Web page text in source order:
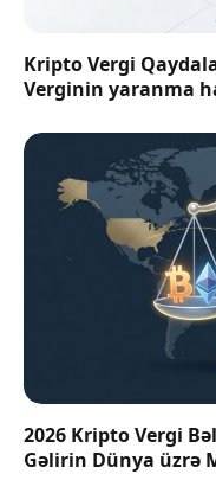
Kripto Vergi
Verginin yaranma
2026 Kripto Vergi
Gəlirin Dünya üzrə